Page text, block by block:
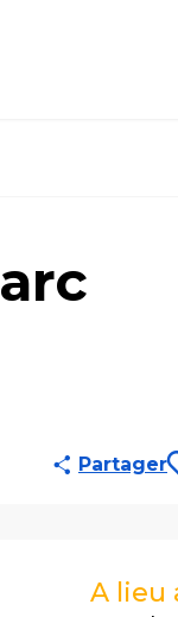
Partager
A lieu